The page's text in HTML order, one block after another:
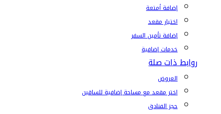
إضافة أمتعة
اختيار مقعد
إضافة تأمين السفر
خدمات إضافية
روابط ذات صلة
العروض
اختر مقعد مع مساحة إضافية للساقين
حجز الفنادق